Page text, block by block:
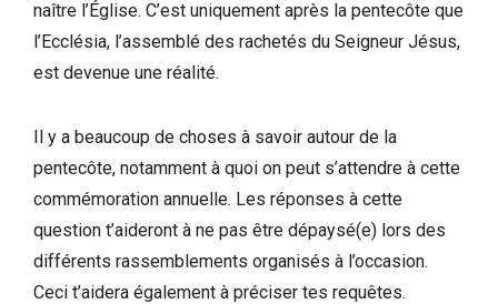
naître l’Église. C’est uniquement après la pentecôte que
l’Ecclésia, l’assemblé des rachetés du Seigneur Jésus,
est devenue une réalité.
Il y a beaucoup de choses à savoir autour de la
pentecôte, notamment à quoi on peut s’attendre à cette
commémoration annuelle. Les réponses à cette
question t’aideront à ne pas être dépaysé(e) lors des
différents rassemblements organisés à l’occasion.
Ceci t’aidera également à préciser tes requêtes.